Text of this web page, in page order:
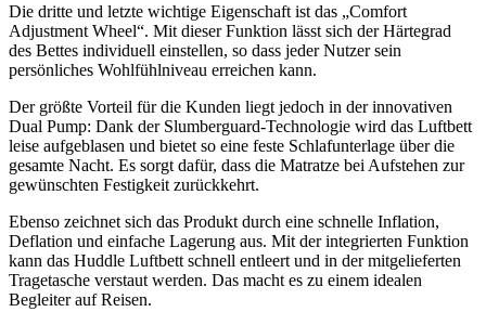
Die dritte und letzte wichtige Eigenschaft ist das „Comfort
Adjustment Wheel“. Mit dieser Funktion lässt sich der Härtegrad
des Bettes individuell einstellen, so dass jeder Nutzer sein
persönliches Wohlfühlniveau erreichen kann.
Der größte Vorteil für die Kunden liegt jedoch in der innovativen
Dual Pump: Dank der Slumberguard-Technologie wird das Luftbett
leise aufgeblasen und bietet so eine feste Schlafunterlage über die
gesamte Nacht. Es sorgt dafür, dass die Matratze bei Aufstehen zur
gewünschten Festigkeit zurückkehrt.
Ebenso zeichnet sich das Produkt durch eine schnelle Inflation,
Deflation und einfache Lagerung aus. Mit der integrierten Funktion
kann das Huddle Luftbett schnell entleert und in der mitgelieferten
Tragetasche verstaut werden. Das macht es zu einem idealen
Begleiter auf Reisen.